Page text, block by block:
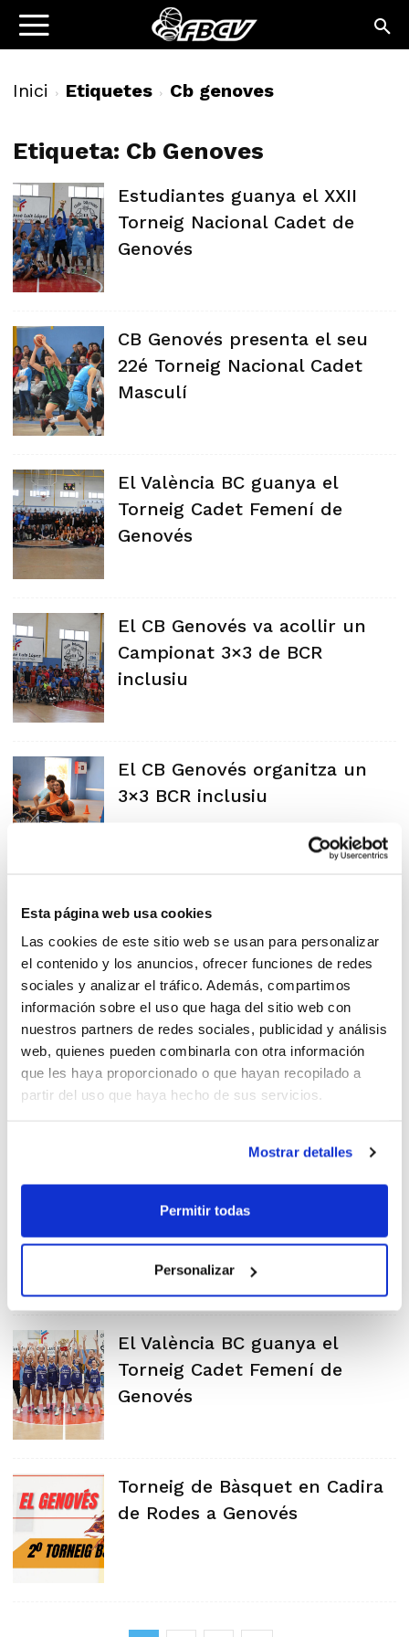
Esta página web usa cookies
Las cookies de este sitio web se usan para personalizar
el contenido y los anuncios, ofrecer funciones de redes
sociales y analizar el tráfico. Además, compartimos
información sobre el uso que haga del sitio web con
nuestros partners de redes sociales, publicidad y análisis
web, quienes pueden combinarla con otra información
que les haya proporcionado o que hayan recopilado a
partir del uso que haya hecho de sus servicios.
Mostrar detalles
Permitir todas
Personalizar
Inici Etiquetes Cb genoves
Etiqueta: Cb Genoves
Estudiantes guanya el XXII
Torneig Nacional Cadet de
Genovés
CB Genovés presenta el seu
22é Torneig Nacional Cadet
Masculí
El València BC guanya el
Torneig Cadet Femení de
Genovés
El CB Genovés va acollir un
Campionat 3×3 de BCR
inclusiu
El CB Genovés organitza un
3×3 BCR inclusiu
El Joventut guanya el XXI
Torneig Minibàsquet Genovés
XXI Torneig Minibàsquet El
Genovés
El CB Genovés presenta el seu
El València BC guanya el
Torneig Cadet Femení de
Genovés
Torneig de Bàsquet en Cadira
de Rodes a Genovés